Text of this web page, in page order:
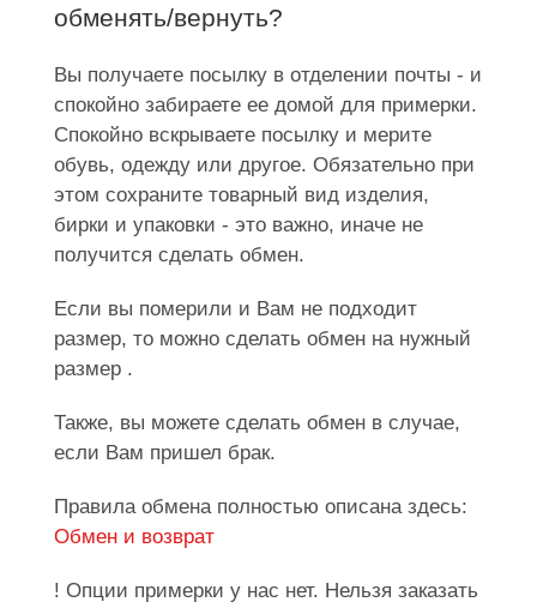
обменять/вернуть?
Вы получаете посылку в отделении почты - и
спокойно забираете ее домой для примерки.
Спокойно вскрываете посылку и мерите
обувь, одежду или другое. Обязательно при
этом сохраните товарный вид изделия,
бирки и упаковки - это важно, иначе не
получится сделать обмен.
Если вы померили и Вам не подходит
размер, то можно сделать обмен на нужный
размер .
Также, вы можете сделать обмен в случае,
если Вам пришел брак.
Правила обмена полностью описана здесь:
Обмен и возврат
! Опции примерки у нас нет. Нельзя заказать